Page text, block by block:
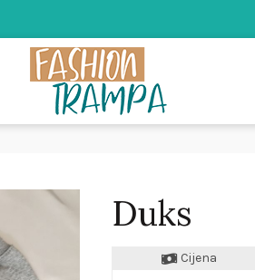
Duks
Cijena